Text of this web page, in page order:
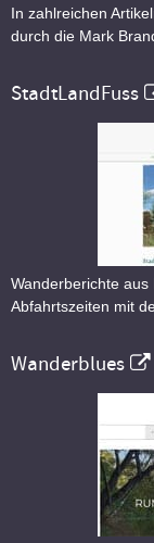
In zahlreichen
durch die Mark
StadtLandFuss
Wanderberichte
Abfahrtszeiten mit
Wanderblues